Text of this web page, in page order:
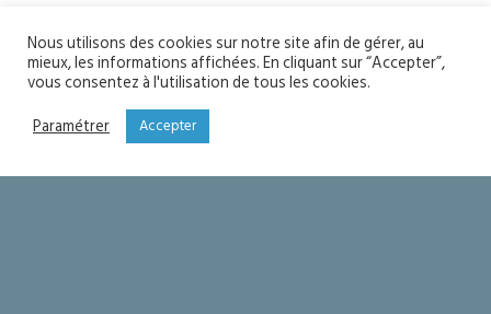
Notre-Dame de la Victoire
Notre-Dame de la Paix et Sainte-Bernadette et Le
Dramont
Nous utilisons des cookies sur notre site afin de gérer, au
mieux, les informations affichées. En cliquant sur “Accepter”,
vous consentez à l'utilisation de tous les cookies.
Paramétrer
Accepter